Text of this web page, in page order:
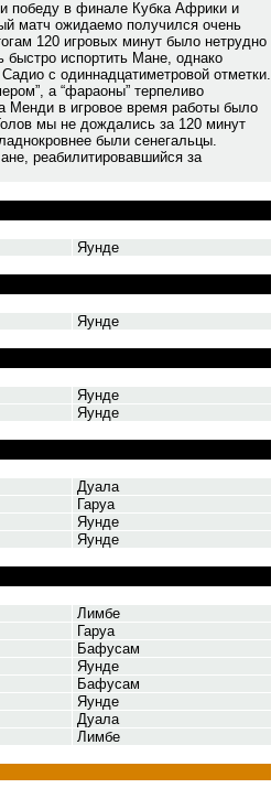
победу в финале Кубка Африки и
матч ожидаемо получился очень
120 игровых минут было нетрудно
быстро испортить Мане, однако
с одиннадцатиметровой отметки.
а “фараоны” терпеливо
Менди в игровое время работы было
мы не дождались за 120 минут
были сенегальцы.
реабилитировавшийся за
Яунде
Яунде
Яунде
Яунде
Дуала
Гаруа
Яунде
Яунде
Лимбе
Гаруа
Бафусам
Яунде
Бафусам
Яунде
Дуала
Лимбе